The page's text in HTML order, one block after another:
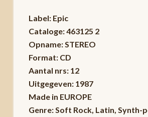
Label: Epic
Cataloge: 463125 2
Opname: STEREO
Format: CD
Aantal nrs: 12
Uitgegeven: 1987
Made in EUROPE
Genre: Soft Rock, Latin, Synth-